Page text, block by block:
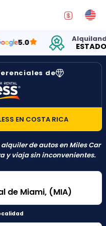
5.0 Alquilando
ESTADOS
de
EN COSTA RICA
de autos en Miles Car
y viaja sin inconvenientes.